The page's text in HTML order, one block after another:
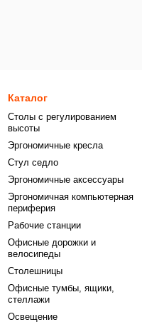
Каталог
Столы с регулированием
высоты
Эргономичные кресла
Стул седло
Эргономичные аксессуары
Эргономичная компьютерная
периферия
Рабочие станции
Офисные дорожки и
велосипеды
Столешницы
Офисные тумбы, ящики,
стеллажи
Освещение